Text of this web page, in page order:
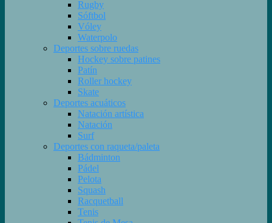
Rugby
Sóftbol
Vóley
Waterpolo
Deportes sobre ruedas
Hockey sobre patines
Patín
Roller hockey
Skate
Deportes acuáticos
Natación artística
Natación
Surf
Deportes con raqueta/paleta
Bádminton
Pádel
Pelota
Squash
Racquetball
Tenis